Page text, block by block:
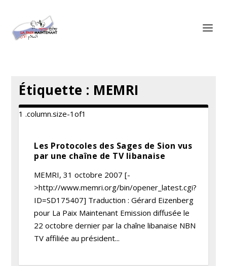
Étiquette : MEMRI
Les Protocoles des Sages de Sion vus
par une chaîne de TV libanaise
MEMRI, 31 octobre 2007 [-
>http://www.memri.org/bin/opener_latest.cgi?
ID=SD175407] Traduction : Gérard Eizenberg
pour La Paix Maintenant Emission diffusée le
22 octobre dernier par la chaîne libanaise NBN
TV affiliée au président...